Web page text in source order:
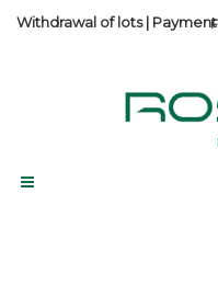
Withdrawal of lots| Payment